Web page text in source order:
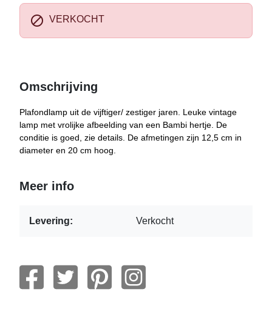
 VERKOCHT
Omschrijving
Plafondlamp uit de vijftiger/ zestiger jaren. Leuke vintage
lamp met vrolijke afbeelding van een Bambi hertje. De
conditie is goed, zie details. De afmetingen zijn 12,5 cm in
diameter en 20 cm hoog.
Meer info
Levering: Verkocht